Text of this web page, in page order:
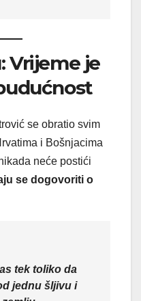
Vrijeme je
se obratio svim
i Bošnjacima
neće postići
se dogovoriti o
tek toliko da
jednu šljivu i